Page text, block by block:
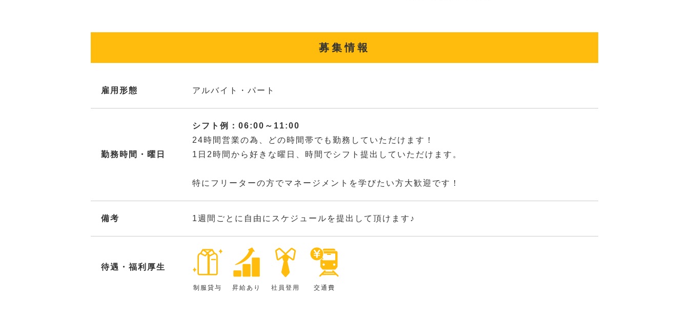
募集情報
雇用形態 アルバイト・パート
勤務時間・曜日
シフト例：06:00～11:00
24時間営業の為、どの時間帯でも勤務していただけます！
1日2時間から好きな曜日、時間でシフト提出していただけます。
特にフリーターの方でマネージメントを学びたい方大歓迎です！
備考 1週間ごとに自由にスケジュールを提出して頂けます♪
待遇・福利厚生
制服貸与 昇給あり 社員登用 交通費